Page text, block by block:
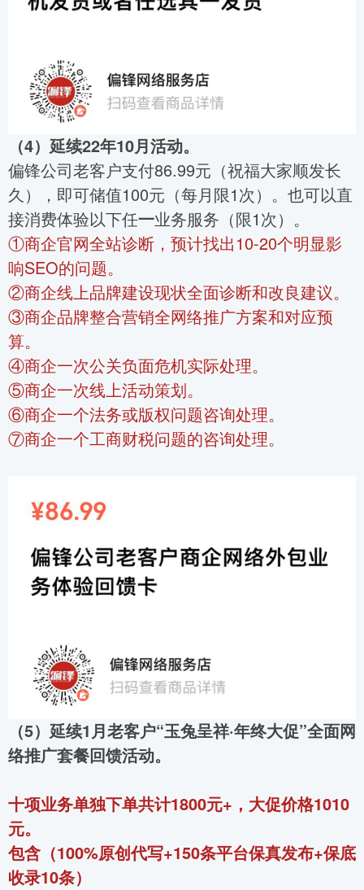
（4）延续22年10月活动。
偏锋公司老客户支付86.99元（祝福大家顺发长
久），即可储值100元（每月限1次）。也可以直
接消费体验以下任一业务服务（限1次）。
①商企官网全站诊断，预计找出10-20个明显影
响SEO的问题。
②商企线上品牌建设现状全面诊断和改良建议。
③商企品牌整合营销全网络推广方案和对应预
算。
④商企一次公关负面危机实际处理。
⑤商企一次线上活动策划。
⑥商企一个法务或版权问题咨询处理。
⑦商企一个工商财税问题的咨询处理。
（5）延续1月老客户“玉兔呈祥·年终大促”全面网
络推广套餐回馈活动。
十项业务单独下单共计1800元+，大促价格1010
元。
包含（100%原创代写+150条平台保真发布+保底
收录10条）